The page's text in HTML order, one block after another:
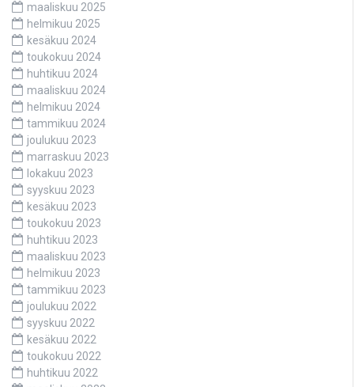
maaliskuu 2025
helmikuu 2025
kesäkuu 2024
toukokuu 2024
huhtikuu 2024
maaliskuu 2024
helmikuu 2024
tammikuu 2024
joulukuu 2023
marraskuu 2023
lokakuu 2023
syyskuu 2023
kesäkuu 2023
toukokuu 2023
huhtikuu 2023
maaliskuu 2023
helmikuu 2023
tammikuu 2023
joulukuu 2022
syyskuu 2022
kesäkuu 2022
toukokuu 2022
huhtikuu 2022